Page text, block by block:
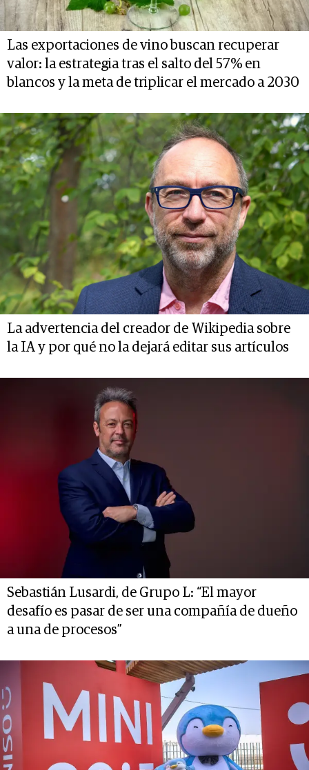
Las exportaciones de vino buscan recuperar
valor: la estrategia tras el salto del 57% en
blancos y la meta de triplicar el mercado a 2030
La advertencia del creador de Wikipedia sobre
la IA y por qué no la dejará editar sus artículos
Sebastián Lusardi, de Grupo L: “El mayor
desafío es pasar de ser una compañía de dueño
a una de procesos”